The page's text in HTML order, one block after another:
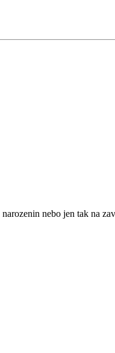
nebo jen tak na